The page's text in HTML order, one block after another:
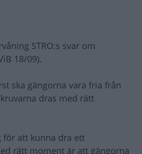
STRO:s svar om
18/09).
ska gängorna vara fria från
dras med rätt
för att kunna dra ett
rätt moment är att gängorna